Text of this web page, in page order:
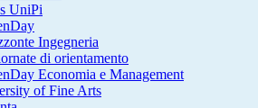
UniPi
Ingegneria
di orientamento
Economia e Management
of Fine Arts